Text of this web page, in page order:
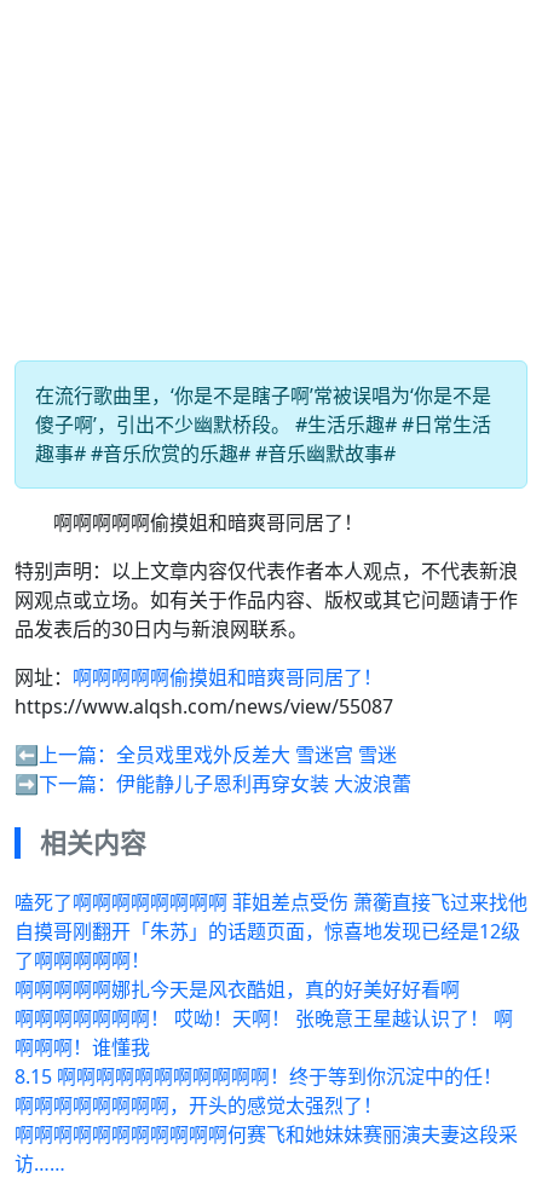
在流行歌曲里，‘你是不是瞎子啊’常被误唱为‘你是不是
傻子啊’，引出不少幽默桥段。 #生活乐趣# #日常生活
趣事# #音乐欣赏的乐趣# #音乐幽默故事#
啊啊啊啊啊偷摸姐和暗爽哥同居了！
特别声明：以上文章内容仅代表作者本人观点，不代表新浪
网观点或立场。如有关于作品内容、版权或其它问题请于作
品发表后的30日内与新浪网联系。
网址： 啊啊啊啊啊偷摸姐和暗爽哥同居了！
https://www.alqsh.com/news/view/55087
⬅️上一篇： 全员戏里戏外反差大 雪迷宫 雪迷
➡️下一篇： 伊能静儿子恩利再穿女装 大波浪蕾
相关内容
嗑死了啊啊啊啊啊啊啊啊 菲姐差点受伤 萧蘅直接飞过来找他
自摸哥刚翻开「朱苏」的话题页面，惊喜地发现已经是12级
了啊啊啊啊啊！
啊啊啊啊啊娜扎今天是风衣酷姐，真的好美好好看啊
啊啊啊啊啊啊啊！ 哎呦！天啊！ 张晚意王星越认识了！ 啊
啊啊啊！谁懂我
8.15 啊啊啊啊啊啊啊啊啊啊啊！终于等到你沉淀中的任！
啊啊啊啊啊啊啊啊，开头的感觉太强烈了！
啊啊啊啊啊啊啊啊啊啊啊何赛飞和她妹妹赛丽演夫妻这段采
访……